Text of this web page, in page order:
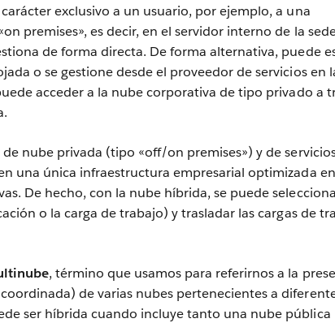
exclusivo a un usuario, por ejemplo, a una
premises», es decir, en el servidor interno de la
de forma directa. De forma alternativa, puede
o se gestione desde el proveedor de servicios en
acceder a la nube corporativa de tipo privado a
de nube privada (tipo «off/on premises») y de
una única infraestructura empresarial optimizada en
De hecho, con la nube híbrida, se puede
o la carga de trabajo) y trasladar las cargas de
, término que usamos para referirnos a la
de varias nubes pertenecientes a
ser híbrida cuando incluye tanto una nube pública